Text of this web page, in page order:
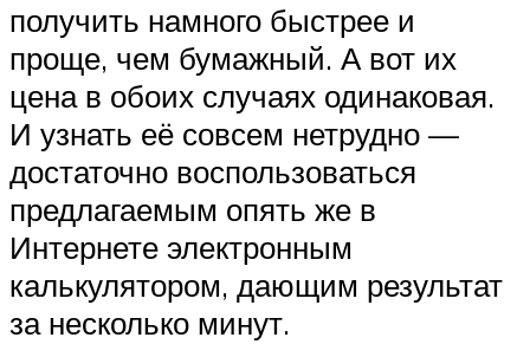
получить намного быстрее и
проще, чем бумажный. А вот их
цена в обоих случаях одинаковая.
И узнать её совсем нетрудно —
достаточно воспользоваться
предлагаемым опять же в
Интернете электронным
калькулятором, дающим результат
за несколько минут.